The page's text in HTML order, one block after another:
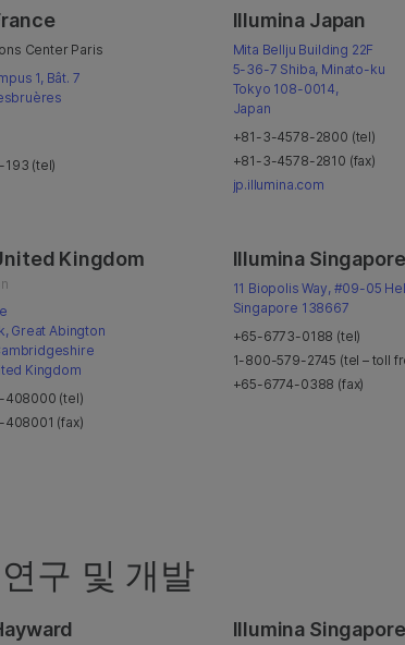
Center Paris
1, Bât. 7
(tel)
Illumina Japan
Mita Bellju Building 22F
5-36-7 Shiba, Minato-ku
Tokyo 108-0014,
Japan
+81-3-4578-2800 (tel)
+81-3-4578-2810 (fax)
jp.illumina.com
Kingdom
Great Abington
Kingdom
408000 (tel)
(fax)
Illumina Singapore
11 Biopolis Way, #09-05
Singapore 138667
+65-6773-0188 (tel)
1-800-579-2745 (tel – toll
+65-6774-0388 (fax)
구 및 개발
Illumina Singapore